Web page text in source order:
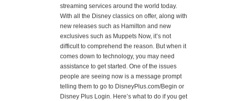
streaming services around the world today.
With all the Disney classics on offer, along with
new releases such as Hamilton and new
exclusives such as Muppets Now, it’s not
difficult to comprehend the reason. But when it
comes down to technology, you may need
assistance to get started. One of the issues
people are seeing now is a message prompt
telling them to go to DisneyPlus.com/Begin or
Disney Plus Login. Here’s what to do if you get